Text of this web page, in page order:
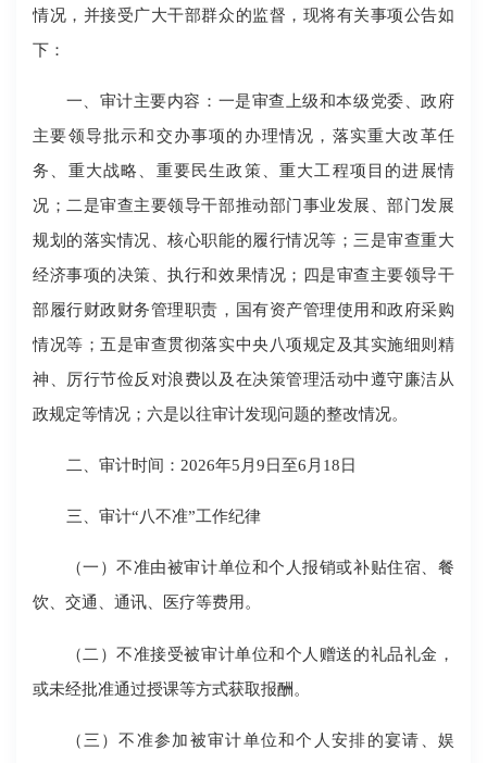
情况，并接受广大干部群众的监督，现将有关事项公告如
下：
一、审计主要内容：一是审查上级和本级党委、政府
主要领导批示和交办事项的办理情况，落实重大改革任
务、重大战略、重要民生政策、重大工程项目的进展情
况；二是审查主要领导干部推动部门事业发展、部门发展
规划的落实情况、核心职能的履行情况等；三是审查重大
经济事项的决策、执行和效果情况；四是审查主要领导干
部履行财政财务管理职责，国有资产管理使用和政府采购
情况等；五是审查贯彻落实中央八项规定及其实施细则精
神、厉行节俭反对浪费以及在决策管理活动中遵守廉洁从
政规定等情况；六是以往审计发现问题的整改情况。
二、审计时间：2026年5月9日至6月18日
三、审计“八不准”工作纪律
（一）不准由被审计单位和个人报销或补贴住宿、餐
饮、交通、通讯、医疗等费用。
（二）不准接受被审计单位和个人赠送的礼品礼金，
或未经批准通过授课等方式获取报酬。
（三）不准参加被审计单位和个人安排的宴请、娱